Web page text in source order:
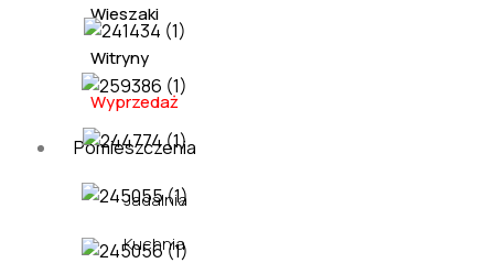
Wieszaki
Witryny
Wyprzedaż
Pomieszczenia
Jadalnia
Kuchnia